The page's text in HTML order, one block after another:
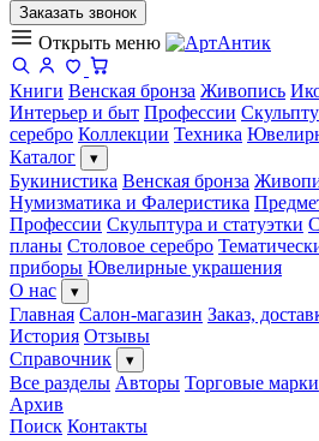
Заказать звонок
Открыть меню
Книги Венская бронза Живопись
Интерьер и быт Профессии
серебро Коллекции Техника
Каталог
▾
Букинистика Венская бронза
Нумизматика и Фалеристика
Профессии Скульптура и статуэтки
планы Столовое серебро
приборы Ювелирные украшения
О нас
▾
Главная Салон-магазин Заказ,
История Отзывы
Справочник
▾
Все разделы Авторы Торговые марки
Архив
Поиск Контакты